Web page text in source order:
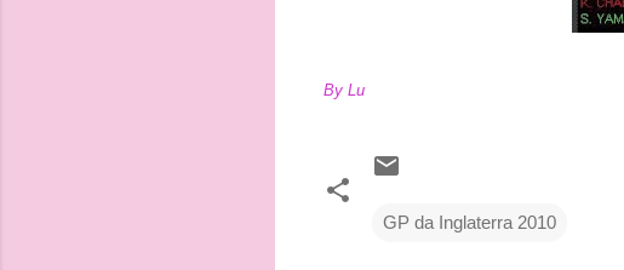
By Lu
GP da Inglaterra 2010